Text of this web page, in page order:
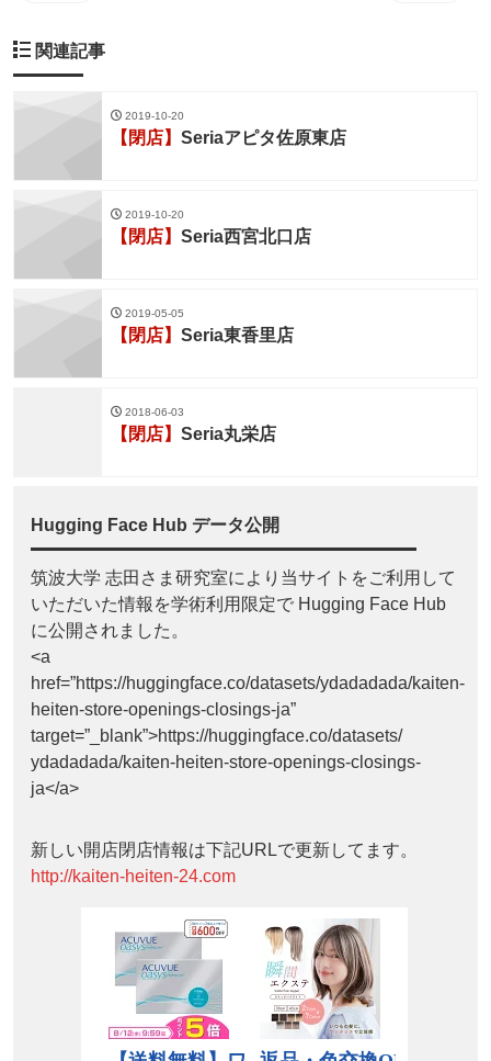
関連記事
2019-10-20
【閉店】 Seriaアピタ佐原東店
2019-10-20
【閉店】 Seria西宮北口店
2019-05-05
【閉店】 Seria東香里店
2018-06-03
【閉店】 Seria丸栄店
Hugging Face Hub データ公開
筑波大学 志田さま研究室により当サイトをご利用して
いただいた情報を学術利用限定で Hugging Face Hub
に公開されました。
<a
href=”https://huggingface.co/datasets/ydadadada/kaiten-
heiten-store-openings-closings-ja”
target=”_blank”>https://huggingface.co/datasets/
ydadadada/kaiten-heiten-store-openings-closings-
ja</a>
新しい開店閉店情報は下記URLで更新してます。
http://kaiten-heiten-24.com